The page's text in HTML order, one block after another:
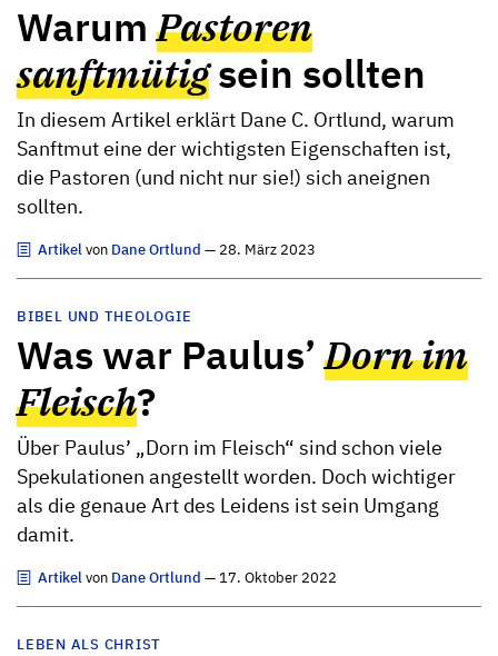
WarumPastoren
sanftmütigsein sollten
In diesem Artikel erklärt Dane C. Ortlund, warum
Sanftmut eine der wichtigsten Eigenschaften ist,
die Pastoren (und nicht nur sie!) sich aneignen
sollten.
Artikelvon Dane Ortlund — 28. März 2023
BIBEL UND THEOLOGIE
Was war Paulus’Dorn im
Fleisch?
Über Paulus’ „Dorn im Fleisch“ sind schon viele
Spekulationen angestellt worden. Doch wichtiger
als die genaue Art des Leidens ist sein Umgang
damit.
Artikelvon Dane Ortlund — 17. Oktober 2022
LEBEN ALS CHRIST